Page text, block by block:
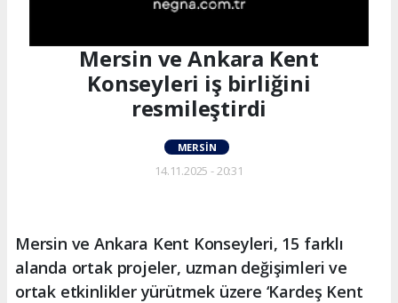
Mersin ve Ankara Kent
Konseyleri iş birliğini
resmileştirdi
MERSIN
14.11.2025 - 20:31
Mersin ve Ankara Kent Konseyleri, 15 farklı
alanda ortak projeler, uzman değişimleri ve
ortak etkinlikler yürütmek üzere ‘Kardeş Kent